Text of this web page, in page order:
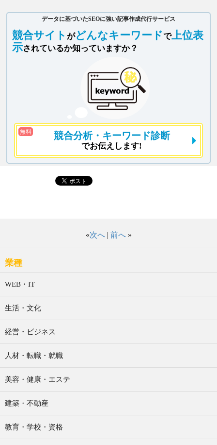
データに基づいたSEOに強い記事作成代行サービス
競合サイトがどんなキーワードで上位表
示されているか知っていますか？
無料 競合分析・キーワード診断
でお伝えします!
«次へ| 前へ»
業種
WEB・IT
生活・文化
経営・ビジネス
人材・転職・就職
美容・健康・エステ
建築・不動産
教育・学校・資格